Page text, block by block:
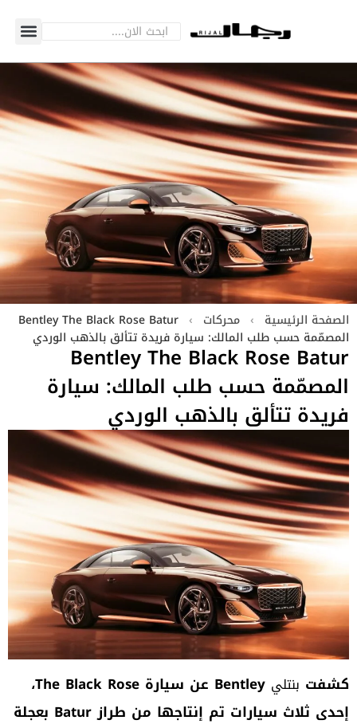
الصفحة الرئيسية › محركات ›
Bentley The Black Rose Batur
المصمّمة حسب طلب المالك: سيارة فريدة تتألق بالذهب الوردي
Bentley The Black Rose Batur
المصمّمة حسب طلب المالك: سيارة
فريدة تتألق بالذهب الوردي
كشفت بنتلي
Bentley عن سيارة The Black Rose،
إحدى ثلاث سيارات تم إنتاجها من طراز Batur بعجلة